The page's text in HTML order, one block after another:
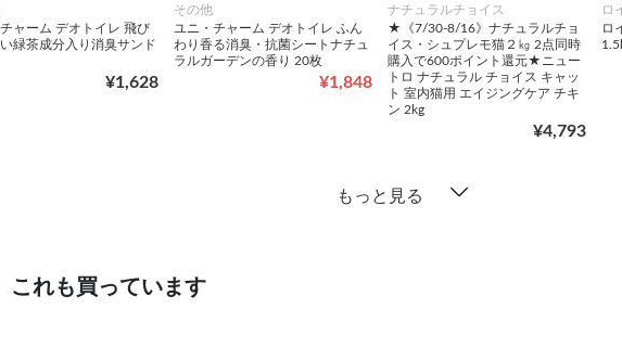
ャーム デオトイレ 飛び
緑茶成分入り消臭サンド
¥1,628
その他
ユニ・チャーム デオトイレ ふん
わり香る消臭・抗菌シートナチュ
ラルガーデンの香り 20枚
¥1,848
ナチュラルチョイス
★《7/30-8/16》ナチュラルチョ
イス・シュプレモ猫２㎏ 2点同時
購入で600ポイント還元★ニュー
トロ ナチュラル チョイス キャッ
ト 室内猫用 エイジングケア チキ
ン 2kg
¥4,793
ロ
ロ
もっと見る
これも買っています